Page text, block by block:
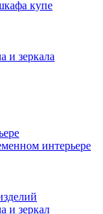
купе
и зеркала
интерьере
и зеркал